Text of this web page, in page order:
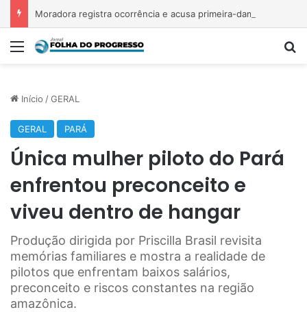
Menu
Início /GERAL
GERAL PARÁ
Única mulher piloto do Pará
enfrentou preconceito e
viveu dentro de hangar
Produção dirigida por Priscilla Brasil revisita
memórias familiares e mostra a realidade de
pilotos que enfrentam baixos salários,
preconceito e riscos constantes na região
amazônica.